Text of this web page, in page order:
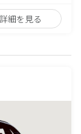
詳細を見る